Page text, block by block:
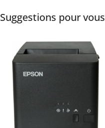
Suggestions pour vous